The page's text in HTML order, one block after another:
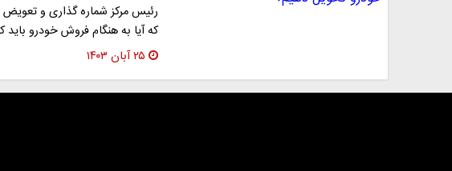
رئیس مرکز شماره گذاری و
که آیا به هنگام فروش خودرو
۲۵ آبان ۱۴۰۳